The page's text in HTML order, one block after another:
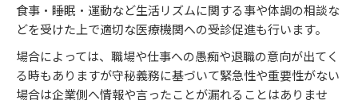
食事・睡眠・運動など生活リズムに関する事や体調の相談な
どを受けた上で適切な医療機関への受診促進も行います。
場合によっては、職場や仕事への愚痴や退職の意向が出てく
る時もありますが守秘義務に基づいて緊急性や重要性がない
場合は企業側へ情報や言ったことが漏れることはありませ